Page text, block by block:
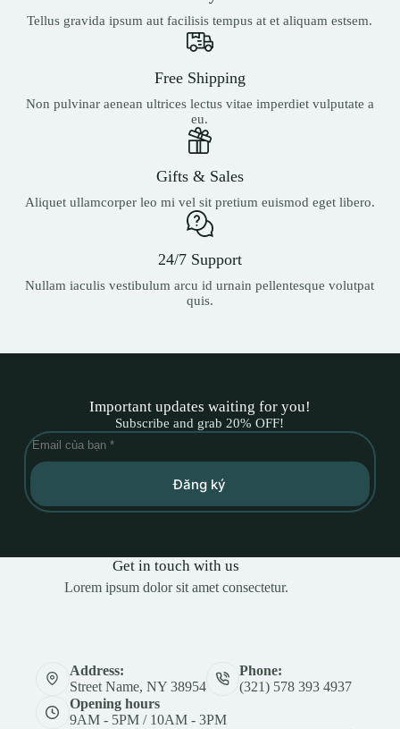
Tellus gravida ipsum aut facilisis tempus at et aliquam estsem.
Free Shipping
Non pulvinar aenean ultrices lectus vitae imperdiet vulputate a
eu.
Gifts & Sales
Aliquet ullamcorper leo mi vel sit pretium euismod eget libero.
24/7 Support
Nullam iaculis vestibulum arcu id urnain pellentesque volutpat
quis.
Important updates waiting for you!
Subscribe and grab 20% OFF!
Đăng ký
Get in touch with us
Lorem ipsum dolor sit amet consectetur.
Address:
Street Name, NY 38954
Phone:
(321) 578 393 4937
Opening hours
9AM - 5PM / 10AM - 3PM